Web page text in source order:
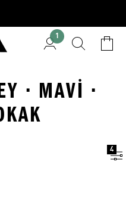
1
· MAVI ·
4